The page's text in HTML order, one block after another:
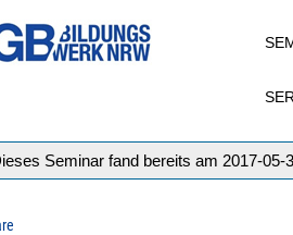
Seminar fand bereits am 2017-